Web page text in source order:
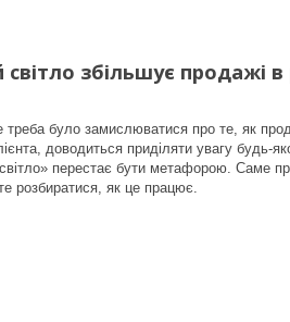
збільшує продажі в
було замислюватися про те, як
доводиться приділяти увагу будь-
перестає бути метафорою. Саме
розбиратися, як це працює.